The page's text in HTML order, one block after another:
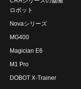
ロボット
Novaシリーズ
MG400
Magician E6
M1 Pro
DOBOT X-Trainer